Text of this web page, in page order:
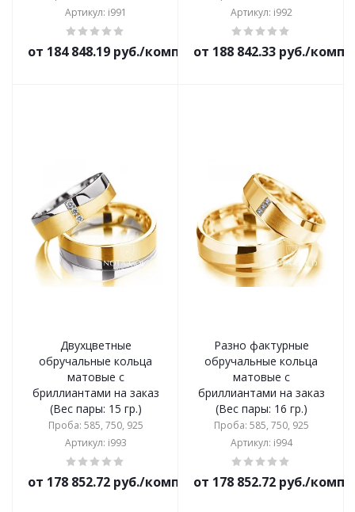
Артикул: i991
от 184 848.19 руб./комплект
Артикул: i992
от 188 842.33 руб./
Двухцветные
обручальные кольца
матовые с
бриллиантами на заказ
(Вес пары: 15 гр.)
Проба: 585, 750, 925
Артикул: i993
от 178 852.72 руб./комплект
Разно фактурные
обручальные кольца
матовые с
бриллиантами на заказ
(Вес пары: 16 гр.)
Проба: 585, 750, 925
Артикул: i994
от 178 852.72 руб./